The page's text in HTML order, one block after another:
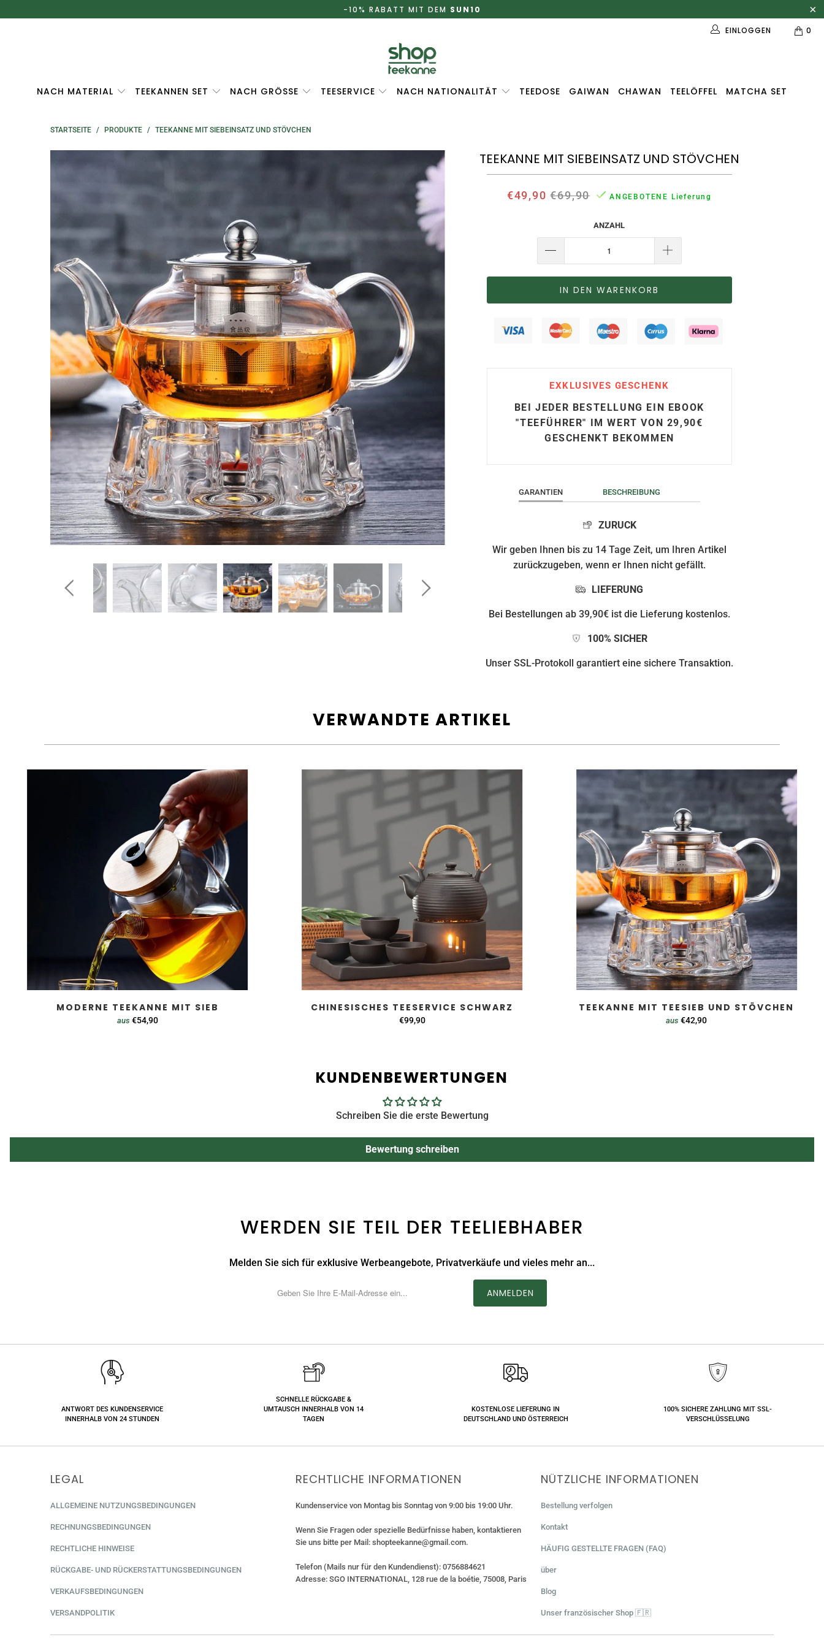
-10% RABATT MIT DEM SUN10
0
EINLOGGEN
NACH MATERIAL TEEKANNEN SET NACH GRÖSSE TEESERVICE NACH NATIONALITÄT TEEDOSE GAIWAN CHAWAN TEELÖFFEL MATCHA SET
STARTSEITE / PRODUKTE / TEEKANNE MIT SIEBEINSATZ UND STÖVCHEN
TEEKANNE MIT SIEBEINSATZ UND STÖVCHEN
€49,90 €69,90 ANGEBOTENE Lieferung
ANZAHL
IN DEN WARENKORB
EXKLUSIVES GESCHENK
BEI JEDER BESTELLUNG EIN EBOOK
"TEEFÜHRER" IM WERT VON 29,90€
GESCHENKT BEKOMMEN
GARANTIEN BESCHREIBUNG
ZURUCK
Wir geben Ihnen bis zu 14 Tage Zeit, um Ihren Artikel
zurückzugeben, wenn er Ihnen nicht gefällt.
LIEFERUNG
Bei Bestellungen ab 39,90€ ist die Lieferung kostenlos.
100% SICHER
Unser SSL-Protokoll garantiert eine sichere Transaktion.
VERWANDTE ARTIKEL
MODERNE TEEKANNE MIT SIEB
aus €54,90
CHINESISCHES TEESERVICE SCHWARZ
€99,90
TEEKANNE MIT TEESIEB UND STÖVCHEN
aus €42,90
KUNDENBEWERTUNGEN
Schreiben Sie die erste Bewertung
Bewertung schreiben
WERDEN SIE TEIL DER TEELIEBHABER
Melden Sie sich für exklusive Werbeangebote, Privatverkäufe und vieles mehr an...
ANTWORT DES KUNDENSERVICE
INNERHALB VON 24 STUNDEN
SCHNELLE RÜCKGABE &
UMTAUSCH INNERHALB VON 14
TAGEN
KOSTENLOSE LIEFERUNG IN
DEUTSCHLAND UND ÖSTERREICH
100% SICHERE ZAHLUNG MIT SSL-
VERSCHLÜSSELUNG
LEGAL
ALLGEMEINE NUTZUNGSBEDINGUNGEN
RECHNUNGSBEDINGUNGEN
RECHTLICHE HINWEISE
RÜCKGABE- UND RÜCKERSTATTUNGSBEDINGUNGEN
VERKAUFSBEDINGUNGEN
VERSANDPOLITIK
RECHTLICHE INFORMATIONEN
Kundenservice von Montag bis Sonntag von 9:00 bis 19:00 Uhr.
Wenn Sie Fragen oder spezielle Bedürfnisse haben, kontaktieren
Sie uns bitte per Mail: shopteekanne@gmail.com.
Telefon (Mails nur für den Kundendienst): 0756884621
Adresse: SGO INTERNATIONAL, 128 rue de la boétie, 75008, Paris
NÜTZLICHE INFORMATIONEN
Bestellung verfolgen
Kontakt
HÄUFIG GESTELLTE FRAGEN (FAQ)
über
Blog
Unser französischer Shop 🇫🇷